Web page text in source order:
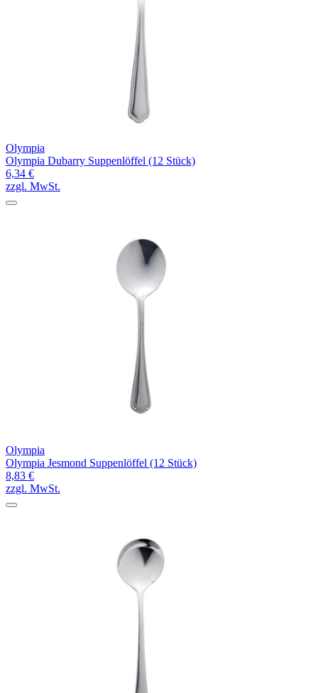
Olympia
Olympia Dubarry Suppenlöffel (12 Stück)
6,34 €
zzgl. MwSt.
Olympia
Olympia Jesmond Suppenlöffel (12 Stück)
8,83 €
zzgl. MwSt.